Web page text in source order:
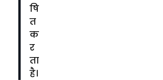
षि
त
क
र
ता
है।